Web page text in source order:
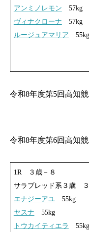
アンミノレモン 57kg
ヴィナクローナ 57kg
ルージュアマリア 55kg
令和8年度第5回高知
令和8年度第6回高知競
1R ３歳－８
サラブレッド系３歳
エナジーアユ55kg
ヤスナ 55kg
トウカイティエラ
55kg